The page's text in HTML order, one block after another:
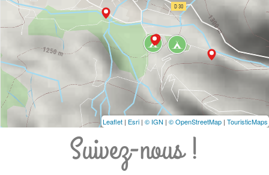
Leaflet | Esri | © IGN | © OpenStreetMap | TouristicMaps
Suivez-nous !